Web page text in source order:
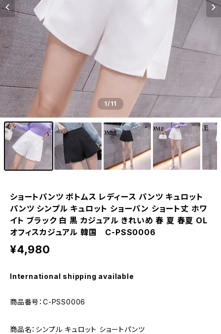
1/11
ショートパンツ ボトムス レディース パンツ キュロット
パンツ シンプル キュロット ショーパン ショート丈 ホワ
イト ブラック 白 黒 カジュアル きれいめ 春 夏 春夏 OL
オフィスカジュアル 韓国 C-PSS0006
¥4,980
International shipping available
商品番号：C-PSS0006
商品名：シンプル キュロット ショートパンツ